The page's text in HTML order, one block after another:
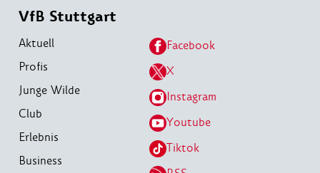
VfB Stuttgart
Aktuell
Profis
Junge Wilde
Club
Erlebnis
Business
Facebook
X
Instagram
Youtube
Tiktok